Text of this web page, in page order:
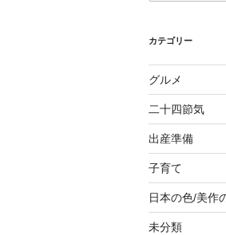
カテゴリー
グルメ
二十四節気
出産準備
子育て
日本の色/美作
未分類